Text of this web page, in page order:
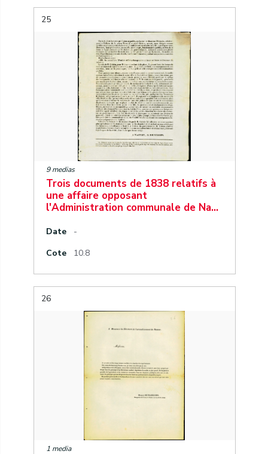
25
9 medias
Trois documents de 1838 relatifs à
une affaire opposant
l'Administration communale de Na…
Date
-
Cote
10.8
26
1 media